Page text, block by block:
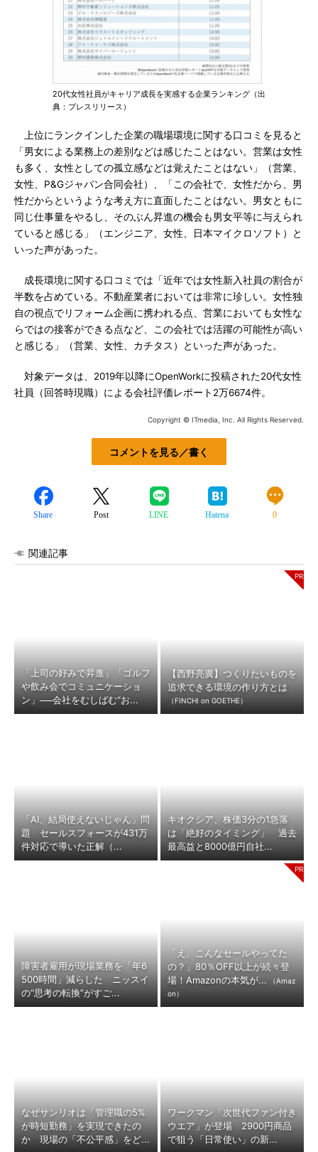
20代女性社員がキャリア成長を実感する企業ランキング（出
典：プレスリリース）
上位にランクインした企業の職場環境に関する口コミを見ると
「男女による業務上の差別などは感じたことはない。営業は女性
も多く、女性としての孤立感などは覚えたことはない」（営業、
女性、P&Gジャパン合同会社）、「この会社で、女性だから、男
性だからというような考え方に直面したことはない。男女ともに
同じ仕事量をやるし、そのぶん昇進の機会も男女平等に与えられ
ていると感じる」（エンジニア、女性、日本マイクロソフト）と
いった声があった。
成長環境に関する口コミでは「近年では女性新入社員の割合が
半数を占めている。不動産業者においては非常に珍しい。女性独
自の視点でリフォーム企画に携われる点、営業においても女性な
らではの接客ができる点など、この会社では活躍の可能性が高い
と感じる」（営業、女性、カチタス）といった声があった。
対象データは、2019年以降にOpenWorkに投稿された20代女性
社員（回答時現職）による会社評価レポート2万6674件。
Copyright © ITmedia, Inc. All Rights Reserved.
コメントを見る／書く
Share Post LINE Hatena 0
関連記事
「上司の好みで昇進」「ゴルフ
や飲み会でコミュニケーショ
ン」──会社をむしばむ“お...
【西野亮廣】つくりたいものを
追求できる環境の作り方とは
（FINCHI on GOETHE）
「AI、結局使えないじゃん」問
題 セールスフォースが431万
件対応で導いた正解（...
キオクシア、株価3分の1急落
は「絶好のタイミング」 過去
最高益と8000億円自社...
障害者雇用が現場業務を「年6
500時間」減らした ニッスイ
の“思考の転換”がすご...
「え、こんなセールやってた
の？」80％OFF以上が続々登
場！Amazonの本気が...
（Amaz
on）
なぜサンリオは「管理職の5%
が時短勤務」を実現できたの
か 現場の「不公平感」をど...
ワークマン「次世代ファン付き
ウエア」が登場 2900円商品
で狙う「日常使い」の新...